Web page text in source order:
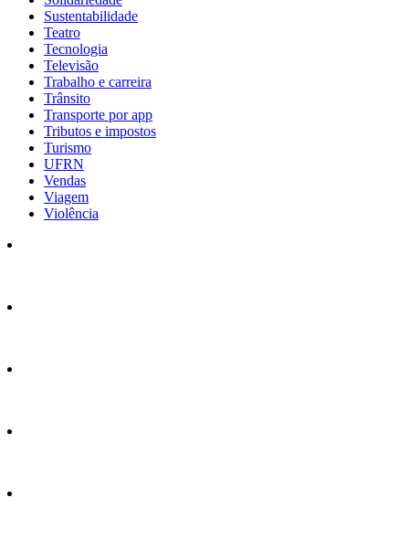
Sustentabilidade
Teatro
Tecnologia
Televisão
Trabalho e carreira
Trânsito
Transporte por app
Tributos e impostos
Turismo
UFRN
Vendas
Viagem
Violência